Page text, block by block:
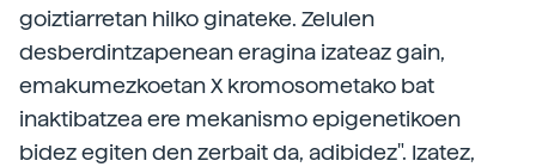
goiztiarretan hilko ginateke. Zelulen
desberdintzapenean eragina izateaz gain,
emakumezkoetan X kromosometako bat
inaktibatzea ere mekanismo epigenetikoen
bidez egiten den zerbait da, adibidez". Izatez,